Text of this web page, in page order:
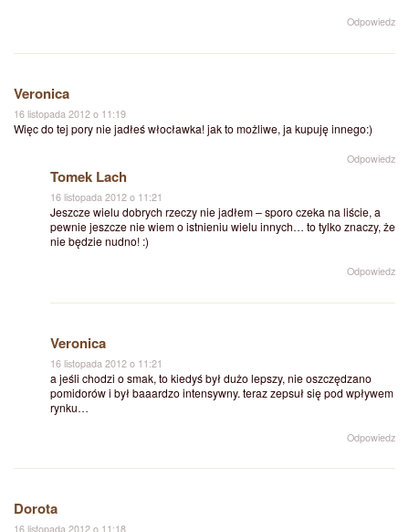
Odpowiedz
Veronica
16 listopada 2012 o 11:19
Więc do tej pory nie jadłeś włocławka! jak to możliwe, ja kupuję innego:)
Odpowiedz
Tomek Lach
16 listopada 2012 o 11:21
Jeszcze wielu dobrych rzeczy nie jadłem – sporo czeka na liście, a
pewnie jeszcze nie wiem o istnieniu wielu innych… to tylko znaczy, że
nie będzie nudno! :)
Odpowiedz
Veronica
16 listopada 2012 o 11:21
a jeśli chodzi o smak, to kiedyś był dużo lepszy, nie oszczędzano
pomidorów i był baaardzo intensywny. teraz zepsuł się pod wpływem
rynku…
Odpowiedz
Dorota
16 listopada 2012 o 11:18